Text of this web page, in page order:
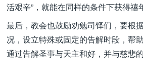
活艰辛”，就能在同样的条件下获得禧
最后，教会也鼓励劝勉司铎们，要根
况，设立特殊或固定的告解时段，帮
通过告解圣事与天主和好，并与慈悲